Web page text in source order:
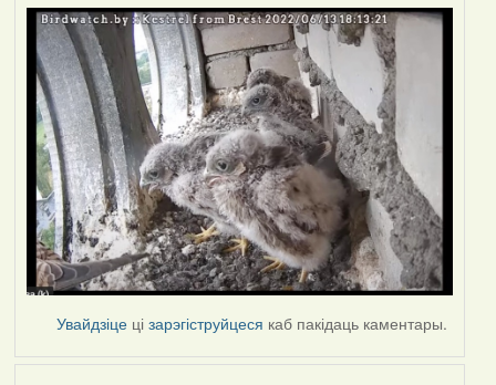
Увайдзіце цізарэгіструйцеся каб пакідаць каментары.